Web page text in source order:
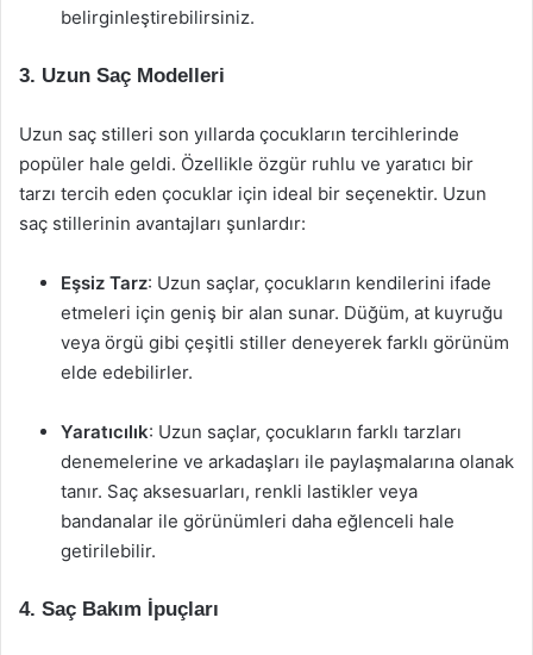
belirginleştirebilirsiniz.
3. Uzun Saç Modelleri
Uzun saç stilleri son yıllarda çocukların tercihlerinde
popüler hale geldi. Özellikle özgür ruhlu ve yaratıcı bir
tarzı tercih eden çocuklar için ideal bir seçenektir. Uzun
saç stillerinin avantajları şunlardır:
Eşsiz Tarz: Uzun saçlar, çocukların kendilerini ifade
etmeleri için geniş bir alan sunar. Düğüm, at kuyruğu
veya örgü gibi çeşitli stiller deneyerek farklı görünüm
elde edebilirler.
Yaratıcılık: Uzun saçlar, çocukların farklı tarzları
denemelerine ve arkadaşları ile paylaşmalarına olanak
tanır. Saç aksesuarları, renkli lastikler veya
bandanalar ile görünümleri daha eğlenceli hale
getirilebilir.
4. Saç Bakım İpuçları